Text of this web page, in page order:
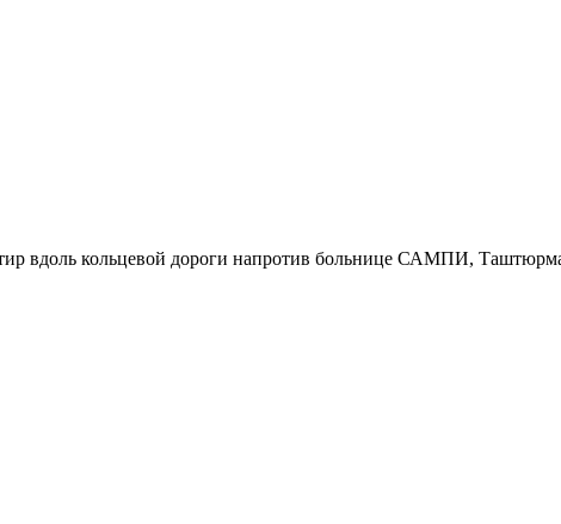
вдоль кольцевой дороги напротив больнице САМПИ,